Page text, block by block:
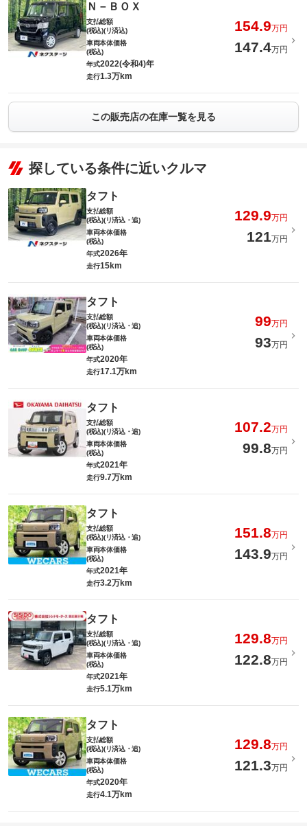
Ｎ－ＢＯＸ
支払総額
(税込)(リ済込)
154.9万円
車両本体価格
(税込)
147.4万円
年式2022(令和4)年
走行1.3万km
この販売店の在庫一覧を見る
探している条件に近いクルマ
タフト
支払総額
(税込)(リ済込・追)
129.9万円
車両本体価格
(税込)
121万円
年式2026年
走行15km
タフト
支払総額
(税込)(リ済込・追)
99万円
車両本体価格
(税込)
93万円
年式2020年
走行17.1万km
タフト
支払総額
(税込)(リ済込・追)
107.2万円
車両本体価格
(税込)
99.8万円
年式2021年
走行9.7万km
タフト
支払総額
(税込)(リ済込・追)
151.8万円
車両本体価格
(税込)
143.9万円
年式2021年
走行3.2万km
タフト
支払総額
(税込)(リ済込・追)
129.8万円
車両本体価格
(税込)
122.8万円
年式2021年
走行5.1万km
タフト
支払総額
(税込)(リ済込・追)
129.8万円
車両本体価格
(税込)
121.3万円
年式2020年
走行4.1万km